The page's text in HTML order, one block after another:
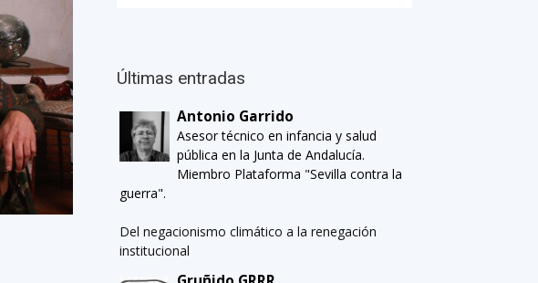
Últimas entradas
Antonio Garrido
Asesor técnico en infancia y salud
pública en la Junta de Andalucía.
Miembro Plataforma "Sevilla contra la
guerra".
Del negacionismo climático a la renegación
institucional